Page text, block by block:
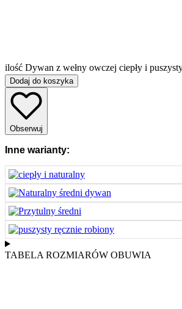
ilość Dywan z wełny owczej ciepły i
Dodaj do koszyka
Obserwuj
Inne warianty:
TABELA ROZMIARÓW OBUWIA